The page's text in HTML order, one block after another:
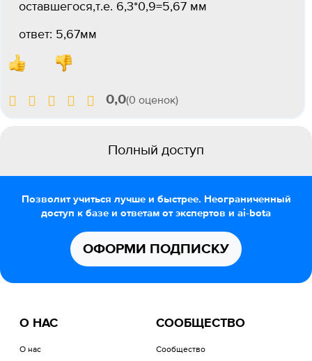
оставшегося,т.е. 6,3*0,9=5,67 мм
ответ: 5,67мм
0,0(0 оценок)
Полный доступ
Позволит учиться лучше и быстрее. Неограниченный
доступ к базе и ответам от экспертов и ai-bota
ОФОРМИ ПОДПИСКУ
О НАС
О нас
СООБЩЕСТВО
Сообщество